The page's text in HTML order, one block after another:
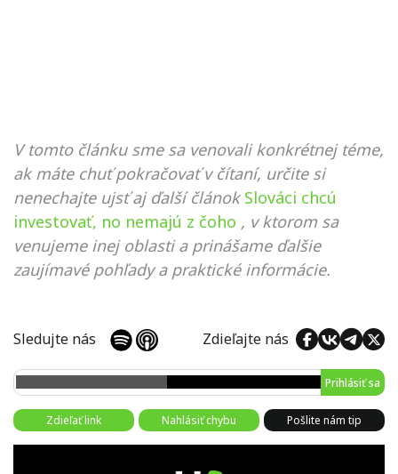
V tomto článku sme sa venovali konkrétnej téme,
ak máte chuť pokračovať v čítaní, určite si
nenechajte ujsť aj ďalší článok Slováci chcú
investovať, no nemajú z čoho , v ktorom sa
venujeme inej oblasti a prinášame ďalšie
zaujímavé pohľady a praktické informácie.
Sledujte nás Zdieľajte nás
Prihlásiť sa
Zdieľať link Nahlásiť chybu Pošlite nám tip